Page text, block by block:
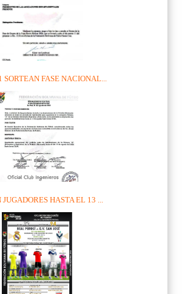
SORTEAN FASE NACIONAL...
HASTA EL 13 ...